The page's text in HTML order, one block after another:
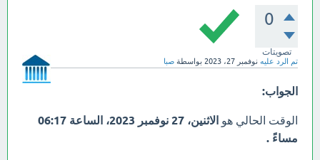
0
تصويتات
تم الرد عليه نوفمبر 27، 2023 بواسطة صبا
الجواب:
الوقت الحالي هو
الاثنين، 27 نوفمبر 2023، الساعة 06:17
مساءً .